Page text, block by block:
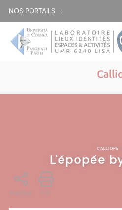
NOS PORTAILS :
CALLIOPE
L'épopée
PARTAGE PDF